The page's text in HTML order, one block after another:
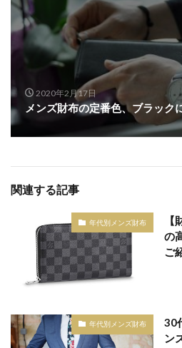
2020年2月17日
メンズ財布の定番色、ブラック
関連する記事
年代別メンズ財布
の
ご
年代別メンズ財布
30
ン